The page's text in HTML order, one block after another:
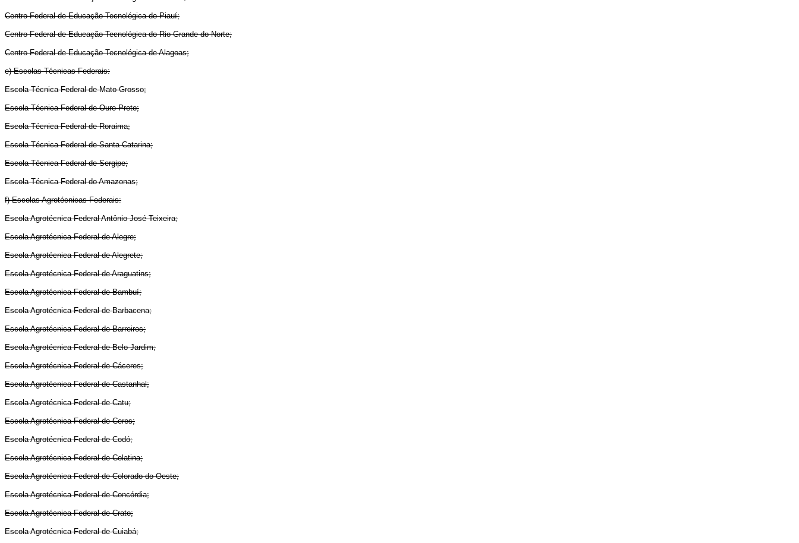
Centro Federal de Educação Tecnológica do Piauí;
Centro Federal de Educação Tecnológica do Rio Grande do Norte;
Centro Federal de Educação Tecnológica de Alagoas;
e) Escolas Técnicas Federais:
Escola Técnica Federal de Mato Grosso;
Escola Técnica Federal de Ouro Preto;
Escola Técnica Federal de Roraima;
Escola Técnica Federal de Santa Catarina;
Escola Técnica Federal de Sergipe;
Escola Técnica Federal do Amazonas;
f) Escolas Agrotécnicas Federais:
Escola Agrotécnica Federal Antônio José Teixeira;
Escola Agrotécnica Federal de Alegre;
Escola Agrotécnica Federal de Alegrete;
Escola Agrotécnica Federal de Araguatins;
Escola Agrotécnica Federal de Bambuí;
Escola Agrotécnica Federal de Barbacena;
Escola Agrotécnica Federal de Barreiros;
Escola Agrotécnica Federal de Belo Jardim;
Escola Agrotécnica Federal de Cáceres;
Escola Agrotécnica Federal de Castanhal;
Escola Agrotécnica Federal de Catu;
Escola Agrotécnica Federal de Ceres;
Escola Agrotécnica Federal de Codó;
Escola Agrotécnica Federal de Colatina;
Escola Agrotécnica Federal de Colorado do Oeste;
Escola Agrotécnica Federal de Concórdia;
Escola Agrotécnica Federal de Crato;
Escola Agrotécnica Federal de Cuiabá;